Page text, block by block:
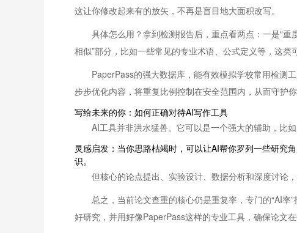
这让你修改起来有的放矢，不再是盲目地大面积改写。
具体怎么用？拿到检测报告后，重点看两点：一是“
相似”部分，比如一些常见的专业术语、公式定义等，这类
PaperPass的强大数据库，能有效模拟学校常用检测
步步优化内容，将重复比例控制在安全范围内，从而守护你
写给未来的你：如何正确对待AI写作工具
AI工具并非洪水猛兽。它可以是一个强大的辅助，比如
灵感启发：当你思路枯竭时，可以让AI帮你罗列一些研究
识。
但核心的论点提出、实验设计、数据分析和深度讨论
总之，当前论文查重的核心仍是重复率，专门的“AI
好研究，并用好像PaperPass这样的专业工具，确保论文